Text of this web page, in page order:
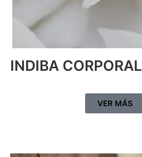
INDIBA CORPORAL
VER MÁS